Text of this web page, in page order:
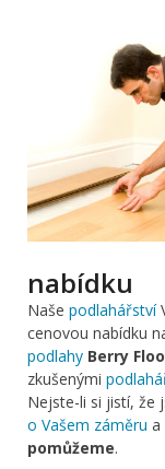
nabídku
Naše podlahářství
cenovou nabídku
podlahy Berry
zkušenými
Nejste-li si jistí, že
o Vašem záměru a
pomůžeme.